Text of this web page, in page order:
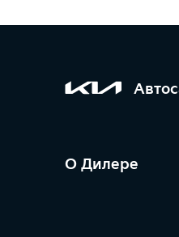
О Дилере